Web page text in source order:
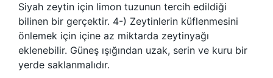
Siyah zeytin için limon tuzunun tercih edildiği
bilinen bir gerçektir. 4-) Zeytinlerin küflenmesini
önlemek için içine az miktarda zeytinyağı
eklenebilir. Güneş ışığından uzak, serin ve kuru bir
yerde saklanmalıdır.